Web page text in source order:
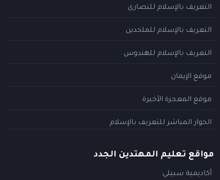
التعريف بالإسلام للنصارى
التعريف بالإسلام للملحدين
التعريف بالإسلام للهندوس
موقع الإيمان
موقع المعجزة الأخيرة
الحوار المباشر للتعريف بالإسلام
مواقع تعليم المهتدين الجدد
أكاديمية سبيلي